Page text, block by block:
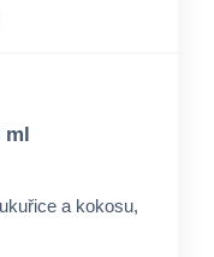
ml
a kokosu,